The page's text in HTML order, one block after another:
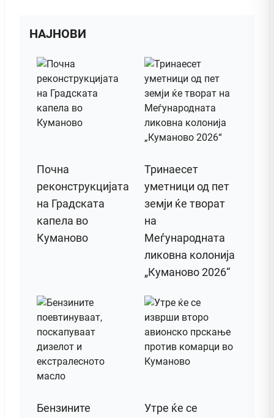
НАЈНОВИ
Почна
реконструкцијата
на Градската
капела во
Куманово
Тринаесет
уметници од пет
земји ќе творат
на
Меѓународната
ликовна колонија
„Куманово 2026“
Бензините Утре ќе се